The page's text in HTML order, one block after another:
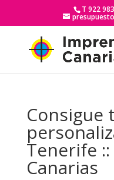
T 922
Consigue
Tenerife
Canarias